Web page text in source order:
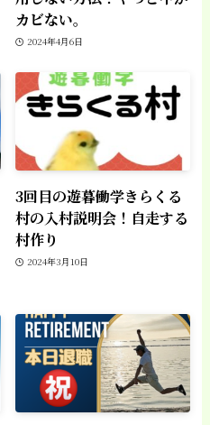
カビない。
2024年4月6日
3回目の遊暮働学きらくる
村の入村説明会！自走する
村作り
2024年3月10日